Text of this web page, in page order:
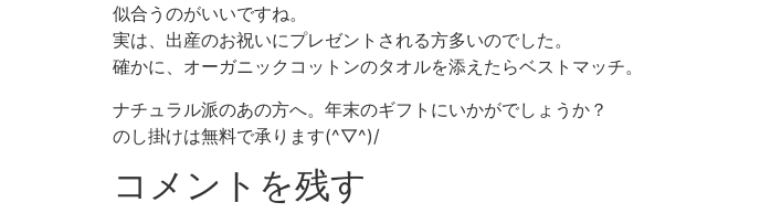
似合うのがいいですね。
実は、出産のお祝いにプレゼントされる方多いのでした。
確かに、オーガニックコットンのタオルを添えたらベストマッチ。
ナチュラル派のあの方へ。年末のギフトにいかがでしょうか？
のし掛けは無料で承ります(^▽^)/
コメントを残す